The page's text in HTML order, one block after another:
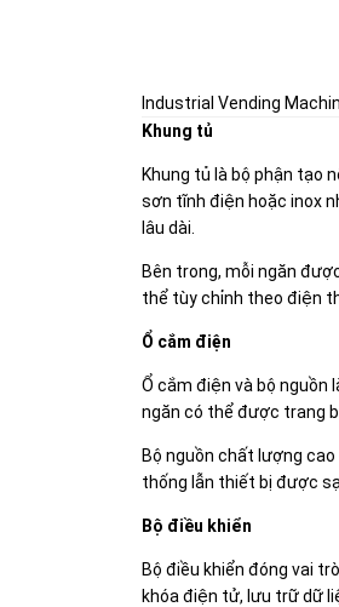
Industrial Vending
Khung tủ
Khung tủ là bộ phận tạo
sơn tĩnh điện hoặc inox
lâu dài.
Bên trong, mỗi ngăn
thể tùy chỉnh theo điện
Ổ cắm điện
Ổ cắm điện và bộ nguồn
ngăn có thể được trang
Bộ nguồn chất lượng
thống lẫn thiết bị được
Bộ điều khiển
Bộ điều khiển đóng vai
khóa điện tử, lưu trữ dữ